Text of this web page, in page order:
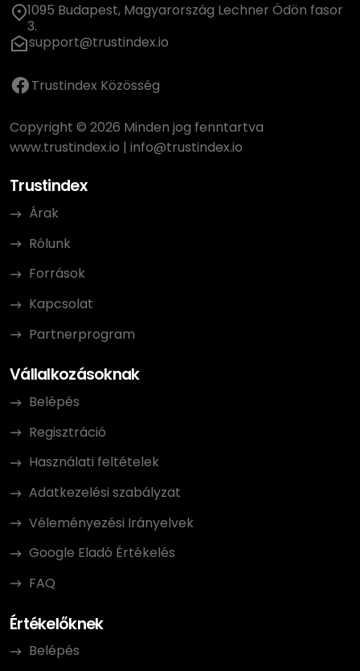
1095 Budapest, Magyarország Lechner Ödön fasor
3.
support@trustindex.io
Trustindex Közösség
Copyright © 2026 Minden jog fenntartva
www.trustindex.io | info@trustindex.io
Trustindex
Árak
Rólunk
Források
Kapcsolat
Partnerprogram
Vállalkozásoknak
Belépés
Regisztráció
Használati feltételek
Adatkezelési szabályzat
Véleményezési Irányelvek
Google Eladó Értékelés
FAQ
Értékelőknek
Belépés